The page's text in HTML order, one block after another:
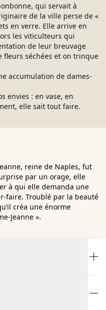
qui servait à
de la ville perse de «
en verre. Elle arrive en
les viticulteurs qui
de leur breuvage
fleurs séchées et on trinque
accumulation de dames-
envies : en vase, en
elle sait tout faire.
reine de Naples, fut
par un orage, elle
à qui elle demanda une
faire. Troublé par la beauté
créa une énorme
Jeanne ».